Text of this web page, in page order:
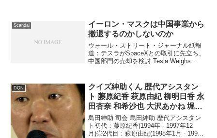
Scandal
イーロン・マスクは中国事業から
撤退するのかしないのか
ウォール・ストリート・ジャーナル紙報
道：テスラがSpaceXとの取引に先立ち、
中国部門の売却を検討 Tesla Weighs
DQN
クイズ紳助くん 歴代アシスタン
ト 藤原紀香 萩原由紀 柳明日香 永
田杏奈 和希沙也 大沢あかね 堀友
理子
島田紳助 司会 島田紳助 歴代アシスタン
ト初代：藤原紀香(1994年 - 1997年12
月)◎2代目：萩原由紀(1998年1月 - 1998